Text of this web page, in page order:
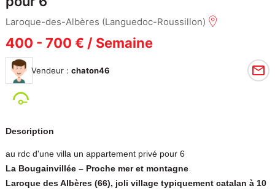
Laroque-des-Albères (Languedoc-Roussillon)
400 - 700 € / Semaine
Vendeur : chaton46
Description
au rdc d'une villa un appartement privé pour 6
La Bougainvillée – Proche mer et montagne
Laroque des Albères (66), joli village typiquement catalan à 10